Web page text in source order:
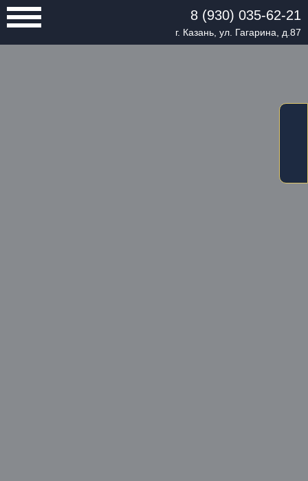
8 (930) 035-62-21
г. Казань, ул. Гагарина, д.87